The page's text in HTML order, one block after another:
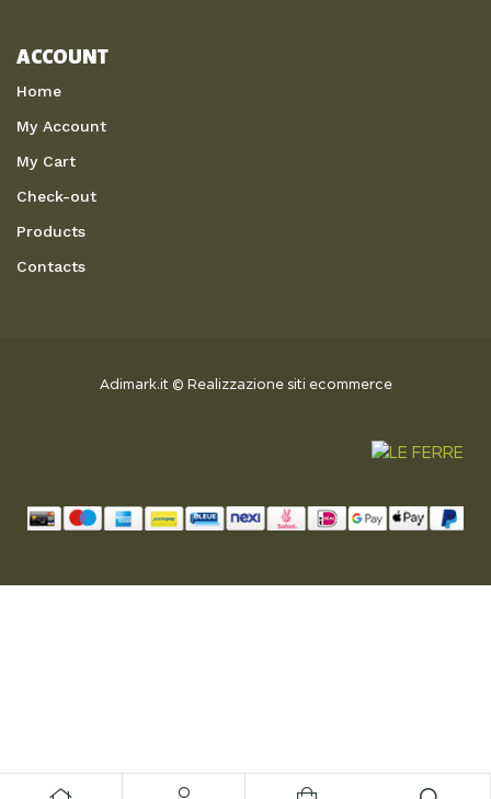
ACCOUNT
Home
My Account
My Cart
Check-out
Products
Contacts
Adimark.it© Realizzazione siti ecommerce